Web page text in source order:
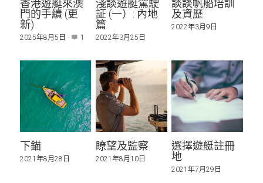
香港遊艇來澳
門的手續 (更
新)
2025年8月5日 · 1
淺談遊艇駕駛
証 (一）: 內地
篇
2022年3月25日
談談帆船培訓
及資歷
2022年3月9日
下錨
2021年8月28日
瞭望及監察
2021年8月10日
選擇遊艇註冊
地
2021年7月29日